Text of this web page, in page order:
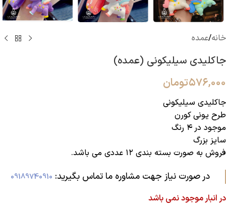
خانه/عمده
جاکلیدی سیلیکونی (عمده)
۵۷۶,۰۰۰تومان
جاکلیدی سیلیکونی
طرح یونی کورن
موجود در ۴ رنگ
سایز بزرگ
فروش به صورت بسته بندی ۱۲ عددی می باشد.
در صورت نیاز جهت مشاوره ما تماس بگیرید:‌ 09189740910
در انبار موجود نمی باشد